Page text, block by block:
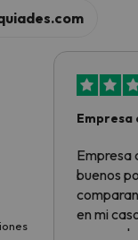
Empresa
Empresa
buenos
en mi